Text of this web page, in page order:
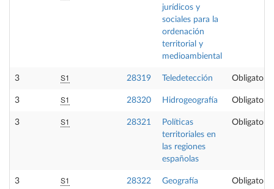
jurídicos y
sociales para la
ordenación
territorial y
medioambiental
3 S1 28319 Teledetección Obligatoria
3 S1 28320 Hidrogeografía Obligatoria
3 S1 28321
Políticas
territoriales en
las regiones
españolas
Obligatoria
3 S1 28322 Geografía Obligatoria